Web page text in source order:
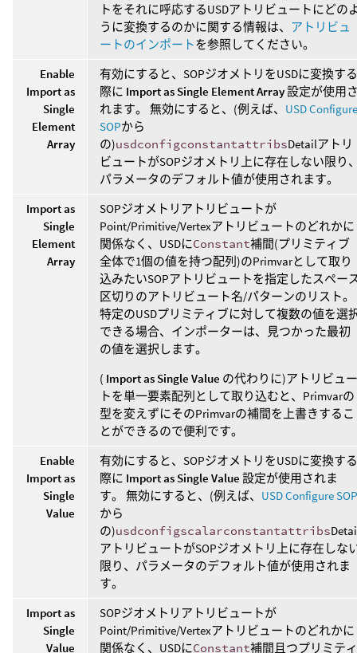
トをそれに呼応するUSDアトリビュートにどの
うに変換するのかに関する情報は、 アトリビュ
ートのインポートを参照してください。
Enable
Import as
Single
Element
Array
有効にすると、SOPジオメトリをUSDに変換する
際に Import as Single Element Array設定が使用
れます。 無効にすると、(例えば、 USD Configure
SOPから
の)usdconfigconstantattribsDetailアトリ
ビュートがSOPジオメトリ上に存在しない限り
パラメータのデフォルト値が使用されます。
Import as
Single
Element
Array
SOPジオメトリアトリビュートが
Point/Primitive/Vertexアトリビュートのどれかに
関係なく、USDにConstant補間(プリミティブ
全体で1個の値を持つ配列)のPrimvarとして取り
込みたいSOPアトリビュートを指定したスペー
区切りのアトリビュート名/パターンのリスト。
特定のUSDプリミティブに対して複数の値を選
できる場合、インポーターは、見つかった最初
の値を選択します。
( Import as Single Value の代わりに)アトリビュー
トを単一要素配列として取り込むと、Primvarの
型を変えずにそのPrimvarの補間を上書きするこ
とができるので便利です。
Enable
Import as
Single
Value
有効にすると、SOPジオメトリをUSDに変換する
際に Import as Single Value 設定が使用されま
す。 無効にすると、(例えば、 USD Configure SOP
から
の)usdconfigscalarconstantattribs
アトリビュートがSOPジオメトリ上に存在しな
限り、パラメータのデフォルト値が使用されま
す。
Import as
Single
Value
SOPジオメトリアトリビュートが
Point/Primitive/Vertexアトリビュートのどれかに
関係なく、USDにConstant補間且つプリミティ